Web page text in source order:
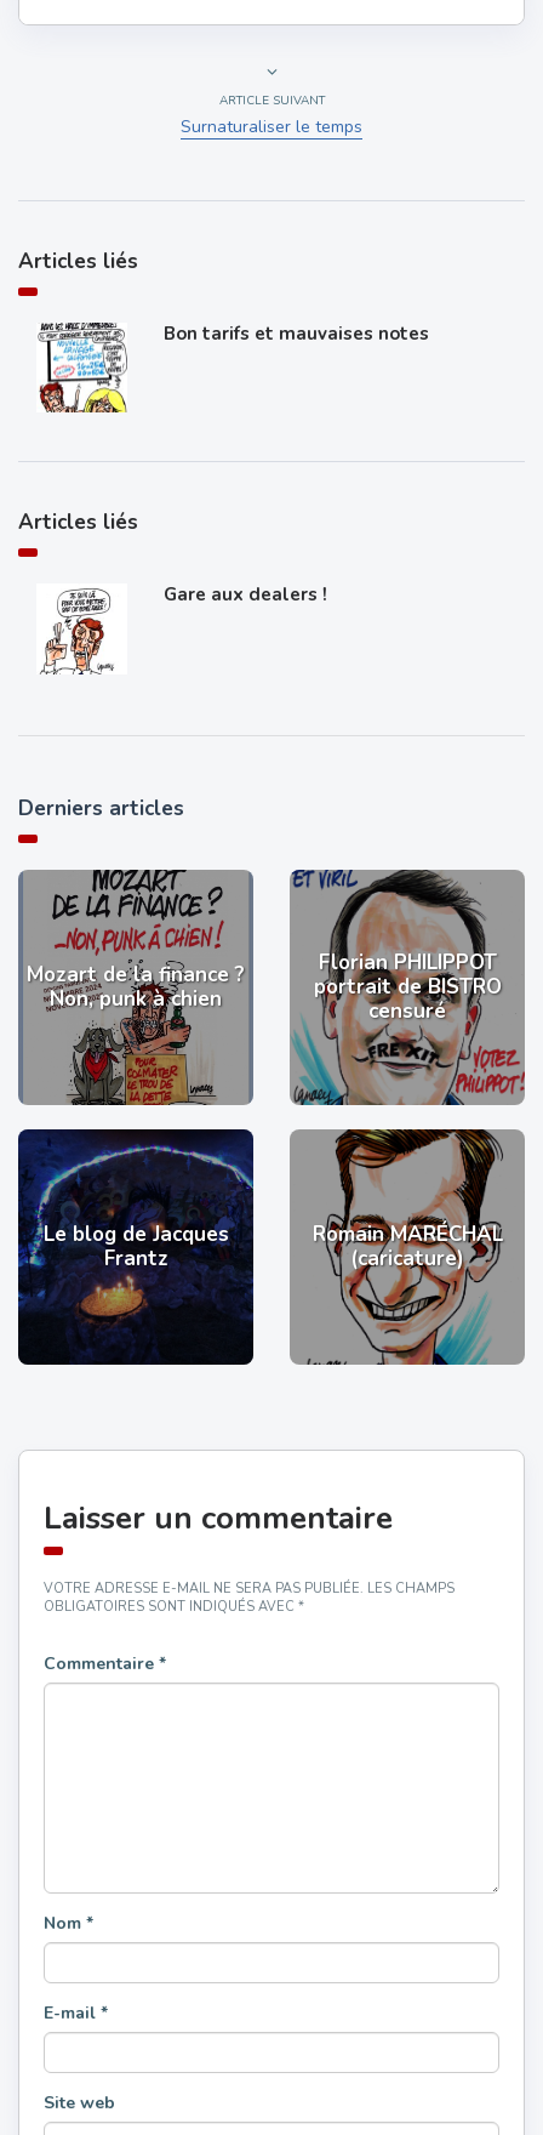
ARTICLE SUIVANT
Surnaturaliser le temps
Articles liés
Bon tarifs et mauvaises notes
Articles liés
Gare aux dealers !
Derniers articles
Mozart de la finance ?
Non, punk à chien
Florian PHILIPPOT
portrait de BISTRO
censuré
Le blog de Jacques
Frantz
Romain MARÉCHAL
(caricature)
Laisser un commentaire
VOTRE ADRESSE E-MAIL NE SERA PAS PUBLIÉE. LES CHAMPS
OBLIGATOIRES SONT INDIQUÉS AVEC *
Commentaire *
Nom *
E-mail *
Site web